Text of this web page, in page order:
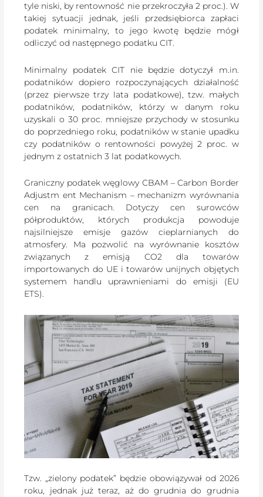
tyle niski, by rentowność nie przekroczyła 2 proc.). W
takiej sytuacji jednak, jeśli przedsiębiorca zapłaci
podatek minimalny, to jego kwotę będzie mógł
odliczyć od następnego podatku CIT.
Minimalny podatek CIT nie będzie dotyczył m.in.
podatników dopiero rozpoczynających działalność
(przez pierwsze trzy lata podatkowe), tzw. małych
podatników, podatników, którzy w danym roku
uzyskali o 30 proc. mniejsze przychody w stosunku
do poprzedniego roku, podatników w stanie upadku
czy podatników o rentowności powyżej 2 proc. w
jednym z ostatnich 3 lat podatkowych.
Graniczny podatek węglowy CBAM – Carbon Border
Adjustm ent Mechanism – mechanizm wyrównania
cen na granicach. Dotyczy cen surowców
półproduktów, których produkcja powoduje
najsilniejsze emisje gazów cieplarnianych do
atmosfery. Ma pozwolić na wyrównanie kosztów
związanych z emisją CO2 dla towarów
importowanych do UE i towarów unijnych objętych
systemem handlu uprawnieniami do emisji (EU
ETS).
Tzw. „zielony podatek” będzie obowiązywał od 2026
roku, jednak już teraz, aż do grudnia do grudnia